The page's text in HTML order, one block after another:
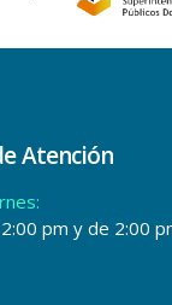
Atención
pm y de 2:00